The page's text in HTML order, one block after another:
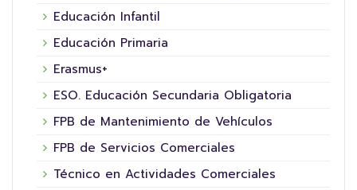
Educación Infantil
Educación Primaria
Erasmus+
ESO. Educación Secundaria Obligatoria
FPB de Mantenimiento de Vehículos
FPB de Servicios Comerciales
Técnico en Actividades Comerciales